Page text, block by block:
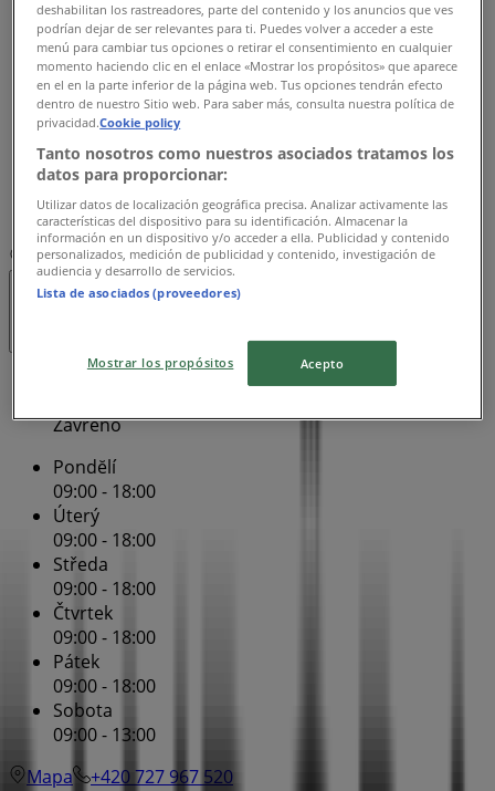
09:00 - 18:00
Středa
09:00 - 18:00
Čtvrtek
09:00 - 18:00
Pátek
09:00 - 18:00
Sobota
09:00 - 13:00
Mapa
+420 727 967 520
OtevřenoDo 18:00
Zavřeno
Pondĕlí
09:00 - 18:00
Úterý
09:00 - 18:00
Středa
09:00 - 18:00
Čtvrtek
09:00 - 18:00
Pátek
09:00 - 18:00
Sobota
09:00 - 13:00
Mapa
+420 727 967 520
deshabilitan los rastreadores, parte del contenido y los anuncios que ves
podrían dejar de ser relevantes para ti. Puedes volver a acceder a este
menú para cambiar tus opciones o retirar el consentimiento en cualquier
momento haciendo clic en el enlace «Mostrar los propósitos» que aparece
en el en la parte inferior de la página web. Tus opciones tendrán efecto
dentro de nuestro Sitio web. Para saber más, consulta nuestra política de
privacidad.Cookie policy
Tanto nosotros como nuestros asociados tratamos los
datos para proporcionar:
Utilizar datos de localización geográfica precisa. Analizar activamente las
características del dispositivo para su identificación. Almacenar la
información en un dispositivo y/o acceder a ella. Publicidad y contenido
personalizados, medición de publicidad y contenido, investigación de
audiencia y desarrollo de servicios.
Lista de asociados (proveedores)
Mostrar los propósitos Acepto